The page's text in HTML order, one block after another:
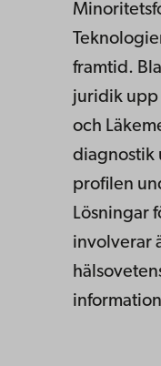
framtid.
juridik upp
och
diagnostik
profilen
Lösningar
involverar